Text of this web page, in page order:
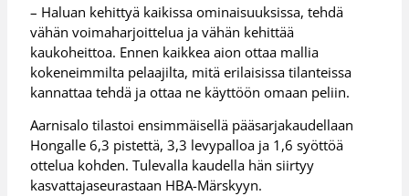
– Haluan kehittyä kaikissa ominaisuuksissa, tehdä
vähän voimaharjoittelua ja vähän kehittää
kaukoheittoa. Ennen kaikkea aion ottaa mallia
kokeneimmilta pelaajilta, mitä erilaisissa tilanteissa
kannattaa tehdä ja ottaa ne käyttöön omaan peliin.
Aarnisalo tilastoi ensimmäisellä pääsarjakaudellaan
Hongalle 6,3 pistettä, 3,3 levypalloa ja 1,6 syöttöä
ottelua kohden. Tulevalla kaudella hän siirtyy
kasvattajaseurastaan HBA-Märskyyn.